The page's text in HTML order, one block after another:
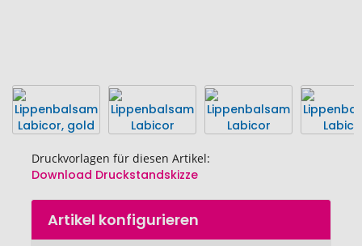
Druckvorlagen für diesen Artikel:
Download Druckstandskizze
Zum
AnfangArtikel konfigurieren